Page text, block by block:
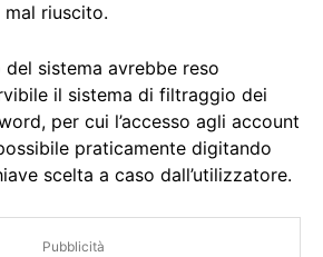
riuscito.
del sistema avrebbe reso
il sistema di filtraggio dei
per cui l’accesso agli account
praticamente digitando
scelta a caso dall’utilizzatore.
Pubblicità